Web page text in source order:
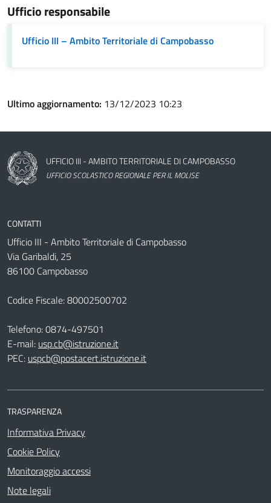
Ufficio responsabile
Ufficio III – Ambito Territoriale di Campobasso
Ultimo aggiornamento: 13/12/2023 10:23
Nome dell'amministrazione
UFFICIO III - AMBITO TERRITORIALE DI CAMPOBASSO
UFFICIO SCOLASTICO REGIONALE PER IL MOLISE
CONTATTI
Ufficio III - Ambito Territoriale di Campobasso
Via Garibaldi, 25
86100 Campobasso
Codice Fiscale: 80002500702
Telefono:0874-497501
E-mail: usp.cb@istruzione.it
PEC: uspcb@postacert.istruzione.it
TRASPARENZA
Informativa Privacy
Cookie Policy
Monitoraggio accessi
Note legali